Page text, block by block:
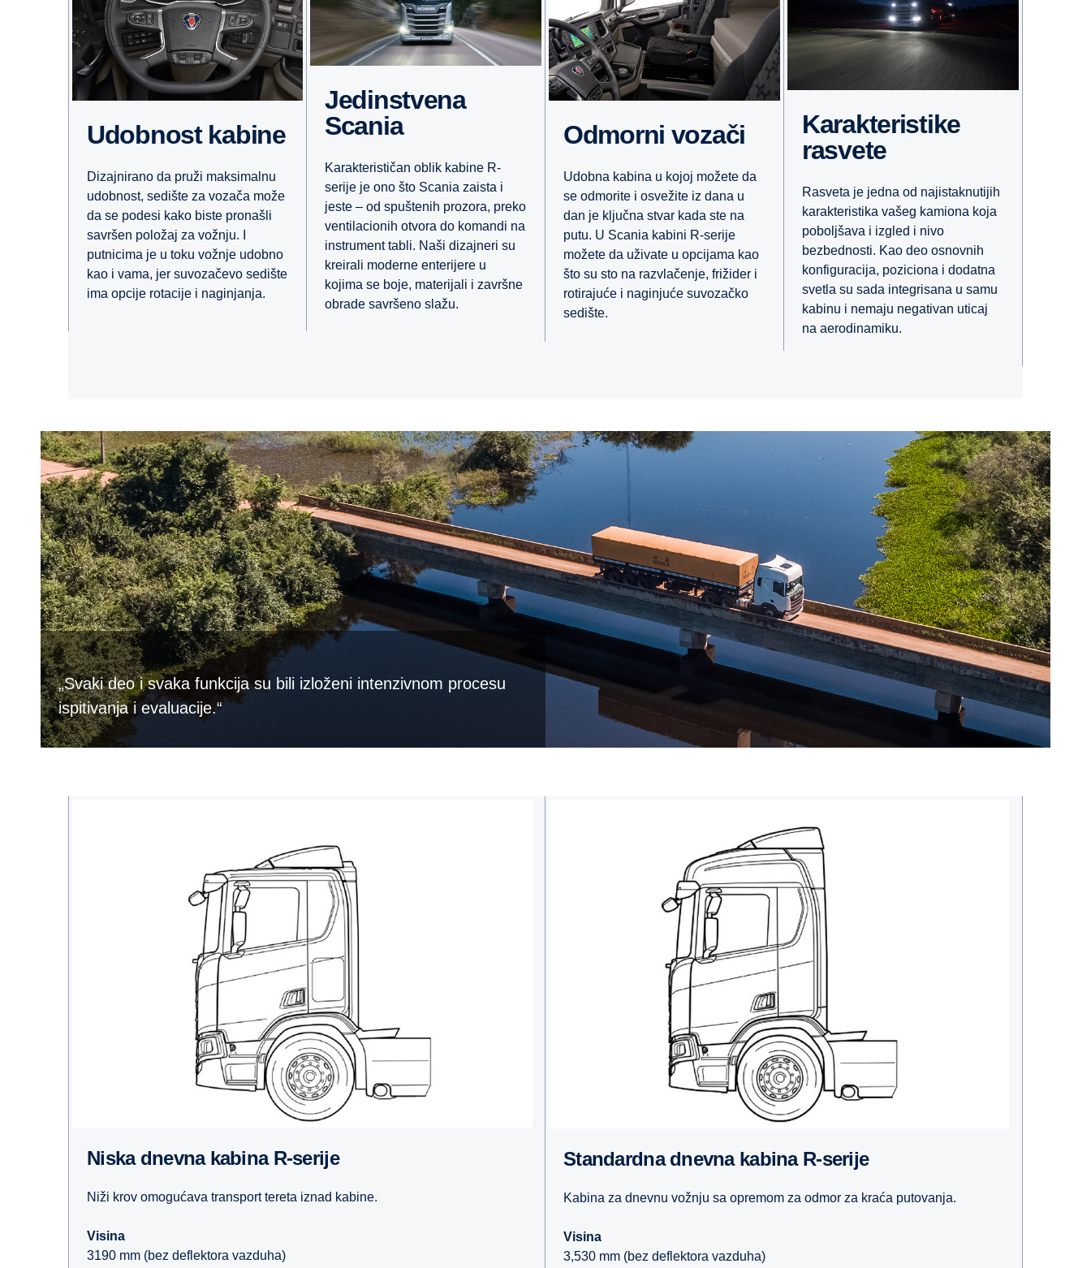
Udobnost kabine
Dizajnirano da pruži maksimalnu
udobnost, sedište za vozača može
da se podesi kako biste pronašli
savršen položaj za vožnju. I
putnicima je u toku vožnje udobno
kao i vama, jer suvozačevo sedište
ima opcije rotacije i naginjanja.
Jedinstvena
Scania
Karakterističan oblik kabine R-
serije je ono što Scania zaista i
jeste – od spuštenih prozora, preko
ventilacionih otvora do komandi na
instrument tabli. Naši dizajneri su
kreirali moderne enterijere u
kojima se boje, materijali i završne
obrade savršeno slažu.
Odmorni vozači
Udobna kabina u kojoj možete da
se odmorite i osvežite iz dana u
dan je ključna stvar kada ste na
putu. U Scania kabini R-serije
možete da uživate u opcijama kao
što su sto na razvlačenje, frižider i
rotirajuće i naginjuće suvozačko
sedište.
Karakteristike
rasvete
Rasveta je jedna od najistaknutijih
karakteristika vašeg kamiona koja
poboljšava i izgled i nivo
bezbednosti. Kao deo osnovnih
konfiguracija, poziciona i dodatna
svetla su sada integrisana u samu
kabinu i nemaju negativan uticaj
na aerodinamiku.
„Svaki deo i svaka funkcija su bili izloženi intenzivnom procesu
ispitivanja i evaluacije.“
Niska dnevna kabina R-serije
Niži krov omogućava transport tereta iznad kabine.
Visina
3190 mm (bez deflektora vazduha)
Standardna dnevna kabina R-serije
Kabina za dnevnu vožnju sa opremom za odmor za kraća putovanja.
Visina
3,530 mm (bez deflektora vazduha)